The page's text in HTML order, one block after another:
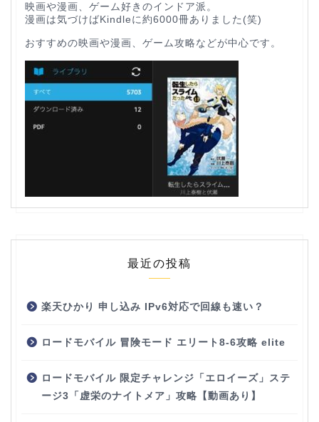
映画や漫画、ゲーム好きのインドア派。
漫画は気づけばKindleに約6000冊ありました(笑)
おすすめの映画や漫画、ゲーム攻略などが中心です。
最近の投稿
楽天ひかり 申し込み IPv6対応で回線も速い？
ロードモバイル 冒険モード エリート8-6攻略 elite
ロードモバイル 限定チャレンジ「エロイーズ」ステ
ージ3「虚栄のナイトメア」攻略【動画あり】